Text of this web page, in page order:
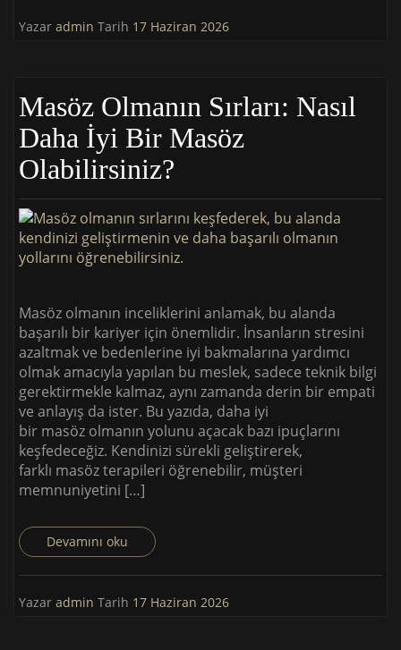
Yazar admin Tarih 17 Haziran 2026
Masöz Olmanın Sırları: Nasıl
Daha İyi Bir Masöz
Olabilirsiniz?
Masöz olmanın inceliklerini anlamak, bu alanda
başarılı bir kariyer için önemlidir. İnsanların stresini
azaltmak ve bedenlerine iyi bakmalarına yardımcı
olmak amacıyla yapılan bu meslek, sadece teknik bilgi
gerektirmekle kalmaz, aynı zamanda derin bir empati
ve anlayış da ister. Bu yazıda, daha iyi
bir masöz olmanın yolunu açacak bazı ipuçlarını
keşfedeceğiz. Kendinizi sürekli geliştirerek,
farklı masöz terapileri öğrenebilir, müşteri
memnuniyetini […]
Devamını oku
Yazar admin Tarih 17 Haziran 2026